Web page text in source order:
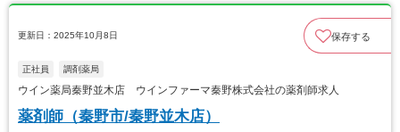
更新日：2025年10月8日 保存する
正社員 調剤薬局
ウイン薬局秦野並木店 ウインファーマ秦野株式会社の薬剤師求人
薬剤師（秦野市/秦野並木店）